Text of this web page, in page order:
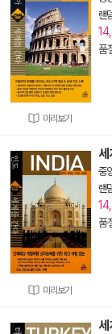
미리보기
랜
품
미리보기
세
중
랜
품
세